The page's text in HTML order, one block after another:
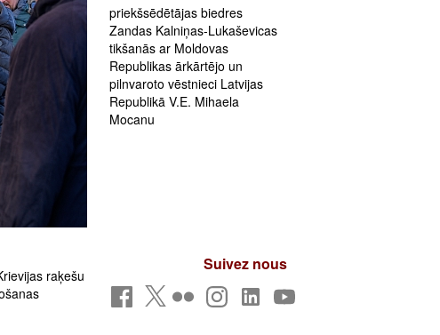
raķešu
priekšsēdētājas biedres
Zandas Kalniņas-Lukaševicas
tikšanās ar Moldovas
Republikas ārkārtējo un
pilnvaroto vēstnieci Latvijas
Republikā V.E. Mihaela
Mocanu
Suivez nous